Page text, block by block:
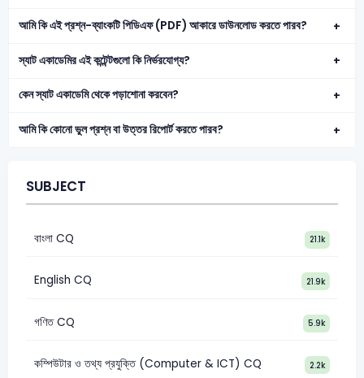
আমি কি এই প্রশ্ন-ব্যাংকটি পিডিএফ (PDF) আকারে ডাউনলোড করতে পারব?
স্যাট একাডেমির এই কন্টেন্টগুলো কি নির্ভরযোগ্য?
কেন স্যাট একাডেমি থেকে পড়াশোনা করবেন?
আমি কি কোনো ভুল প্রশ্ন বা উত্তর রিপোর্ট করতে পারব?
SUBJECT
বাংলা CQ 21.1k
English CQ 21.9k
গণিত CQ 5.9k
কম্পিউটার ও তথ্য প্রযুক্তি (Computer & ICT) CQ 2.2k